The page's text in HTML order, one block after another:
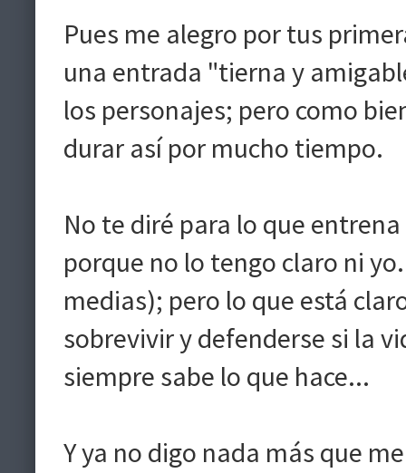
Pues me alegro por tus
una entrada "tierna y
los personajes; pero como
durar así por mucho tiempo.
No te diré para lo que
porque no lo tengo claro ni
medias); pero lo que está
sobrevivir y defenderse si la
siempre sabe lo que hace...
Y ya no digo nada más que